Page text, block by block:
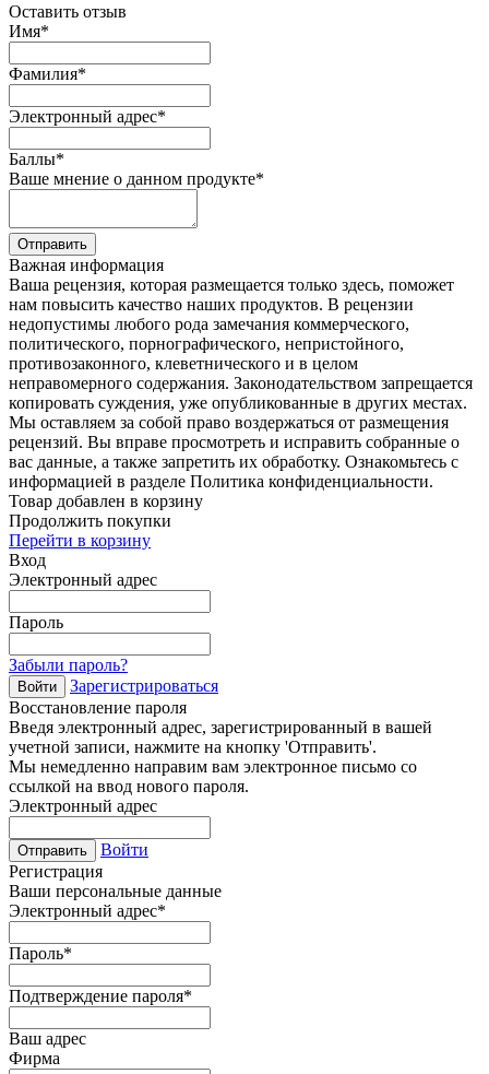
Оставить отзыв
Имя*
Фамилия*
Электронный адрес*
Баллы*
Ваше мнение о данном продукте*
Отправить
Важная информация
Ваша рецензия, которая размещается только здесь, поможет
нам повысить качество наших продуктов. В рецензии
недопустимы любого рода замечания коммерческого,
политического, порнографического, непристойного,
противозаконного, клеветнического и в целом
неправомерного содержания. Законодательством запрещается
копировать суждения, уже опубликованные в других местах.
Мы оставляем за собой право воздержаться от размещения
рецензий. Вы вправе просмотреть и исправить собранные о
вас данные, а также запретить их обработку. Ознакомьтесь с
информацией в разделе Политика конфиденциальности.
Товар добавлен в корзину
Продолжить покупки
Перейти в корзину
Вход
Электронный адрес
Пароль
Забыли пароль?
Войти
Зарегистрироваться
Восстановление пароля
Введя электронный адрес, зарегистрированный в вашей
учетной записи, нажмите на кнопку 'Отправить'.
Мы немедленно направим вам электронное письмо со
ссылкой на ввод нового пароля.
Электронный адрес
Отправить
Войти
Регистрация
Ваши персональные данные
Электронный адрес*
Пароль*
Подтверждение пароля*
Ваш адрес
Фирма